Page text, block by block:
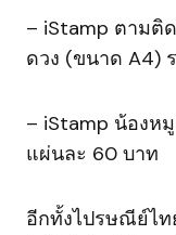
– iStamp ตามติ
ดวง (ขนาด A4)
– iStamp น้องห
แผ่นละ 60 บาท
อีกทั้งไปรษณีย์ไท